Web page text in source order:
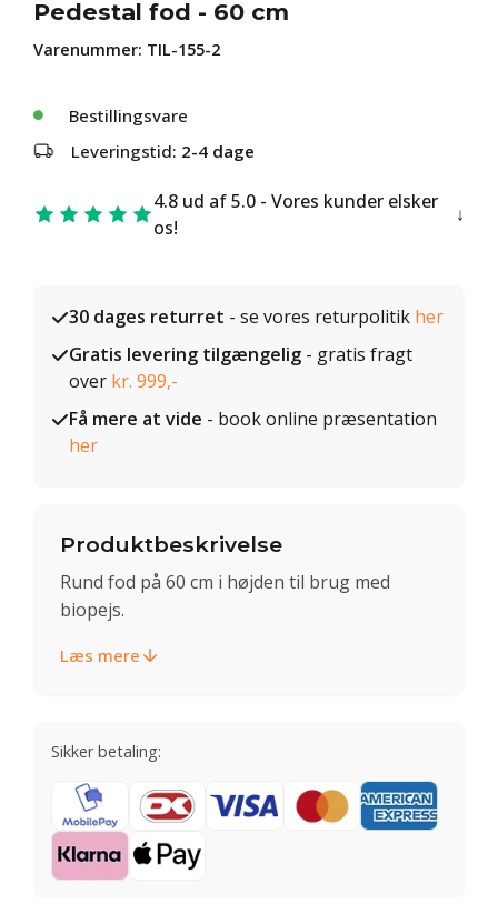
Pedestal fod - 60 cm
Varenummer: TIL-155-2
Bestillingsvare
Leveringstid: 2-4 dage
4.8 ud af 5.0 - Vores kunder elsker
os!
30 dages returret - se vores returpolitik her
Gratis levering tilgængelig - gratis fragt
over kr. 999,-
Få mere at vide - book online præsentation
her
Produktbeskrivelse
Rund fod på 60 cm i højden til brug med
biopejs.
Læs mere
Sikker betaling: